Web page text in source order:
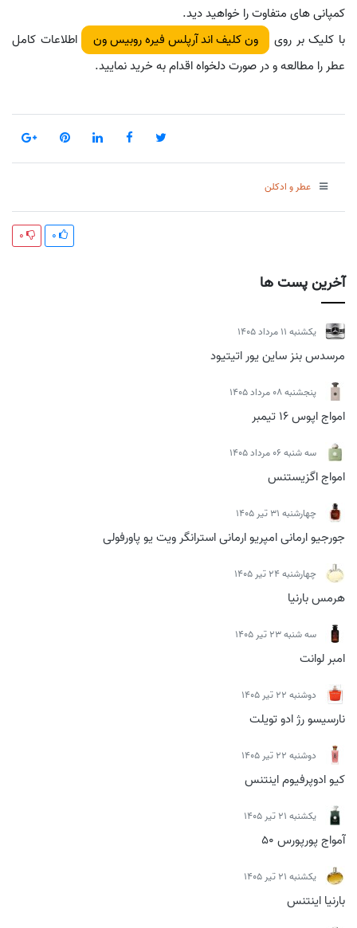
آخرین پست ها
يكشنبه 11 مرداد 1405
مرسدس بنز ساین یور اتیتیود
پنجشنبه 08 مرداد 1405
امواج اپوس 16 تیمبر
سه شنبه 06 مرداد 1405
امواج اگزیستنس
چهارشنبه 31 تیر 1405
جورجیو ارمانی امپریو ارمانی استرانگر ویت یو پاورفولی
چهارشنبه 24 تیر 1405
هرمس بارنیا
سه شنبه 23 تیر 1405
امبر لوانت
دوشنبه 22 تیر 1405
نارسیسو رژ ادو تویلت
دوشنبه 22 تیر 1405
کیو ادوپرفیوم اینتنس
يكشنبه 21 تیر 1405
آمواج پورپورس 50
يكشنبه 21 تیر 1405
بارنیا اینتنس
کمپانی های متفاوت را خواهید دید.
با کلیک بر روی
ون کلیف اند آرپلس فیره روبیس ون
اطلاعات کامل
عطر را مطالعه و در صورت دلخواه اقدام به خرید نمایید.
عطر و ادکلن